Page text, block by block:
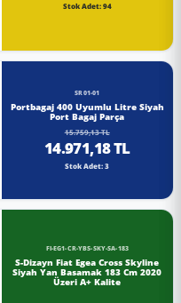
Stok Adet: 94
SR01-01
Portbagaj 400 Uyumlu Litre Siyah
Port Bagaj Parça
15.759,13 TL
14.971,18 TL
Stok Adet: 3
FI-EG1-CR-YBS-SKY-SA-183
S-Dizayn Fiat Egea Cross Skyline
Siyah Yan Basamak 183 Cm 2020
Üzeri A+ Kalite